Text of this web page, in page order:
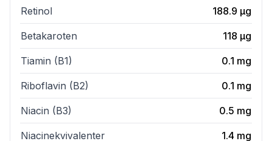
Retinol 188.9 µg
Betakaroten 118 µg
Tiamin (B1) 0.1 mg
Riboflavin (B2) 0.1 mg
Niacin (B3) 0.5 mg
Niacinekvivalenter 1.4 mg